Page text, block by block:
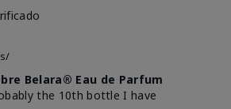
Belara® Eau de Parfum
the 10th bottle I have